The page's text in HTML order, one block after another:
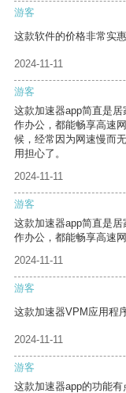
游客
这款软件的价格非常实
2024-11-11
游客
这款加速器app简直是
作办公，都能畅享高速
候，经常因为网速慢而
用担心了。
2024-11-11
游客
这款加速器app简直是
作办公，都能畅享高速
2024-11-11
游客
这款加速器VPM应用程
2024-11-11
游客
这款加速器app的功能